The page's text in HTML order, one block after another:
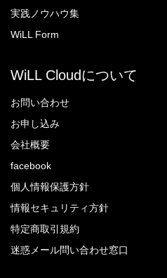
実践ノウハウ集
WiLL Form
WiLL Cloudについて
お問い合わせ
お申し込み
会社概要
facebook
個人情報保護方針
情報セキュリティ方針
特定商取引規約
迷惑メール問い合わせ窓口